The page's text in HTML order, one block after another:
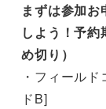
まずは参加
しよう！予
め切り）
・フィール
ドB]